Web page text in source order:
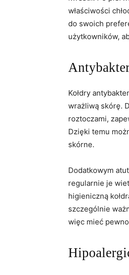
właściwości
do swoich
użytkowników,
Kołdry
wrażliwą skórę.
⁣roztoczami,
Dzięki temu
skórne.
Dodatkowym
regularnie ​je
higieniczną
szczególnie⁤
więc mieć‍